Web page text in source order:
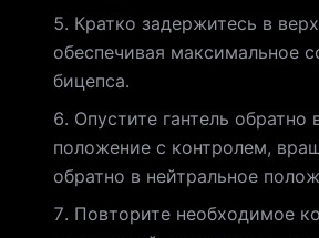
Кратко задержитесь в
обеспечивая максимальное
бицепса.
Опустите гантель обратно
положение с контролем,
обратно в нейтральное
Повторите необходимое